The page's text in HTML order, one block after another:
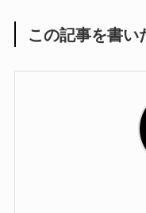
この記事を書い